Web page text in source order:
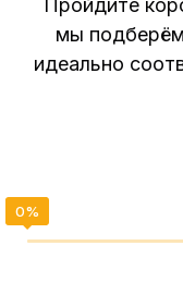
Пройдите
мы
идеально